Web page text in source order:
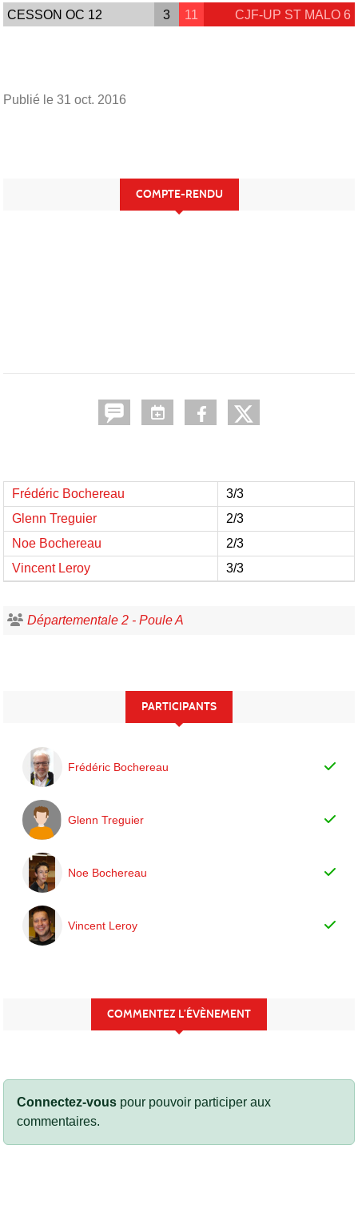
CESSON OC 12 3 11 CJF-UP ST MALO 6
Publié le 31 oct. 2016
COMPTE-RENDU
Frédéric Bochereau
3/3
Glenn Treguier
2/3
Noe Bochereau
2/3
Vincent Leroy
3/3
Départementale 2 - Poule A
PARTICIPANTS
Frédéric Bochereau
Glenn Treguier
Noe Bochereau
Vincent Leroy
COMMENTEZ L’ÉVÈNEMENT
Connectez-vous pour pouvoir participer aux
commentaires.